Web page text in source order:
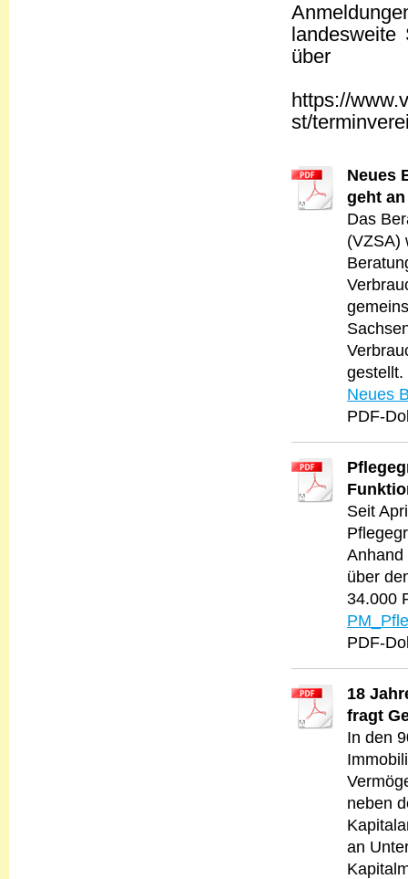
über
https://
st/
Neues
geht
Das
(VZSA)
gestellt.
Neues
PDF-
Seit
Anhand
über
34.000
PDF-
18
fragt
In den
neben
an